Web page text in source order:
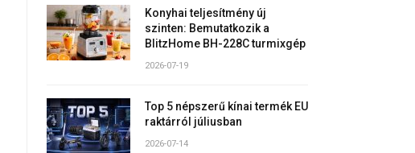
Konyhai teljesítmény új
szinten: Bemutatkozik a
BlitzHome BH-228C turmixgép
2026-07-19
Top 5 népszerű kínai termék EU
raktárról júliusban
2026-07-14